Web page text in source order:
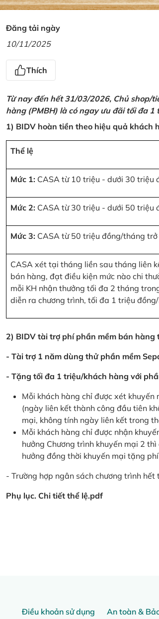
Đăng tải ngày
10/11/2025
Thích
Từ nay đến hết 31/03/2026, Chủ shop/
hàng (PMBH) là có ngay ưu đãi tối đa
1) BIDV hoàn tiền theo hiệu quả
Thể lệ
Mức 1: CASA từ 10 triệu - dưới 30 triệu
Mức 2: CASA từ 30 triệu - dưới 50 triệu
Mức 3: CASA từ 50 triệu đồng/tháng trở
CASA xét tại tháng liền sau tháng liên
bán hàng, đạt điều kiện mức nào chi
mỗi KH nhận thưởng tối đa 2 tháng
diễn ra chương trình, tối đa 1 triệu
2) BIDV tài trợ phí phần mềm bán
- Tài trợ 1 năm dùng thử phần mềm
- Tặng tối đa 1 triệu/khách hàng với
Mỗi khách hàng chỉ được xét
(ngày liên kết thành công đầu tiên
mại, không tính ngày liên kết trong
Mỗi khách hàng chỉ được nhận
hưởng Chương trình khuyến mại 2
hưởng đồng thời khuyến mại tặng
- Trường hợp ngân sách chương trình
Phụ lục. Chi tiết thể lệ.pdf
Điều khoản sử dụng An toàn &